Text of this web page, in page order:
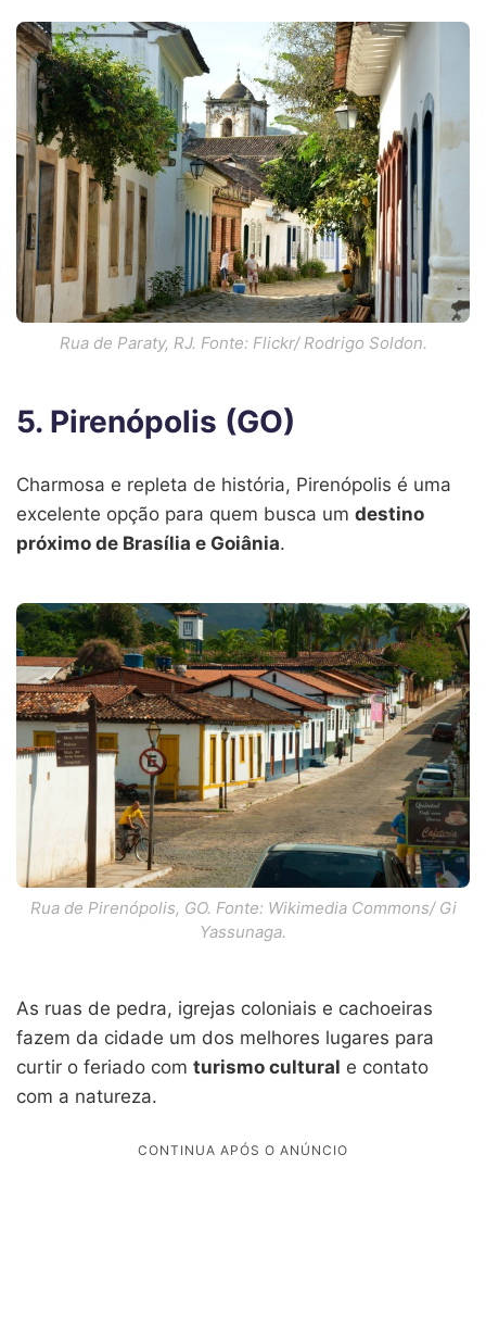
Rua de Paraty, RJ. Fonte: Flickr/ Rodrigo Soldon.
5. Pirenópolis (GO)
Charmosa e repleta de história, Pirenópolis é uma
excelente opção para quem busca um destino
próximo de Brasília e Goiânia.
Rua de Pirenópolis, GO. Fonte: Wikimedia Commons/ Gi
Yassunaga.
As ruas de pedra, igrejas coloniais e cachoeiras
fazem da cidade um dos melhores lugares para
curtir o feriado com turismo cultural e contato
com a natureza.